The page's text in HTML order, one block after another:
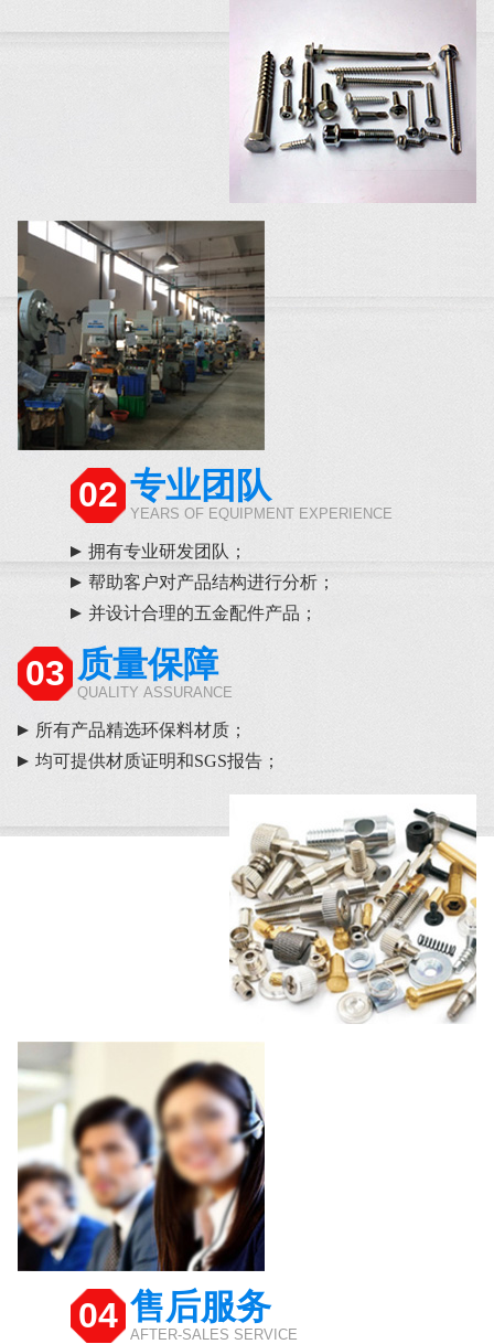
02 专业团队
YEARS OF EQUIPMENT EXPERIENCE
拥有专业研发团队；
帮助客户对产品结构进行分析；
并设计合理的五金配件产品；
03 质量保障
QUALITY ASSURANCE
所有产品精选环保料材质；
均可提供材质证明和SGS报告；
04 售后服务
AFTER-SALES SERVICE